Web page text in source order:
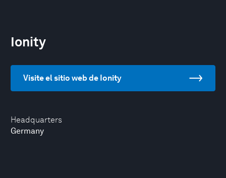
Headquarters
Germany
Ionity
Visite el sitio web de Ionity